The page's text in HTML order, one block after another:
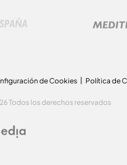
de Cookies Política de
Todos los derechos reservados